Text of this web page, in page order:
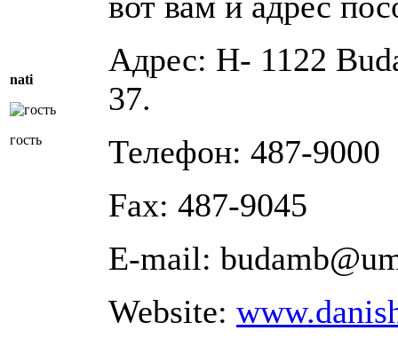
nati
гость
Адрес: H- 1122
37.
Телефон: 487-9000
Fax: 487-9045
E-mail:
Website: